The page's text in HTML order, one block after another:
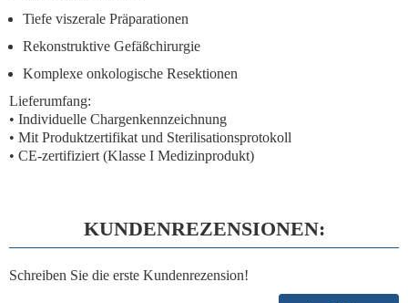
Tiefe viszerale Präparationen
Rekonstruktive Gefäßchirurgie
Komplexe onkologische Resektionen
Lieferumfang:
• Individuelle Chargenkennzeichnung
• Mit Produktzertifikat und Sterilisationsprotokoll
• CE-zertifiziert (Klasse I Medizinprodukt)
KUNDENREZENSIONEN:
Schreiben Sie die erste Kundenrezension!